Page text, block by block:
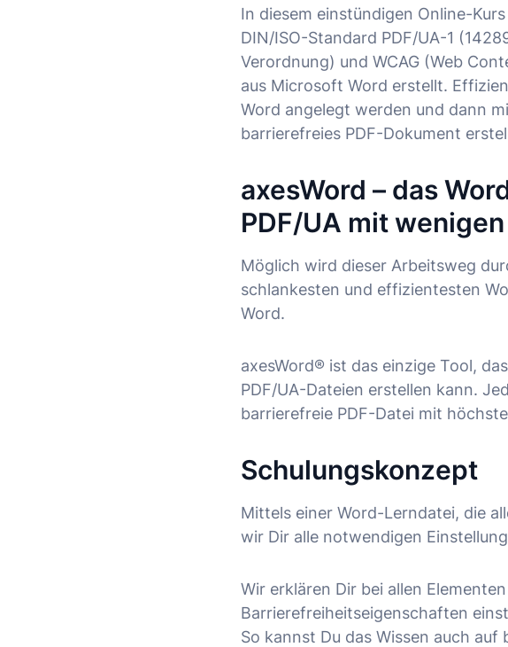
In diesem einstündigen Online-
DIN/ISO-Standard PDF/UA-1
Verordnung) und WCAG (Web
aus Microsoft Word erstellt.
Word angelegt werden und dann
barrierefreies PDF-Dokument
axesWord – das
PDF/UA mit
Möglich wird dieser Arbeitsweg
schlankesten und effizientesten
Word.
axesWord® ist das einzige Tool,
PDF/UA-Dateien erstellen kann.
barrierefreie PDF-Datei mit
Schulungskonzept
Mittels einer Word-Lerndatei, die
wir Dir alle notwendigen
Wir erklären Dir bei allen
Barrierefreiheitseigenschaften
So kannst Du das Wissen auch